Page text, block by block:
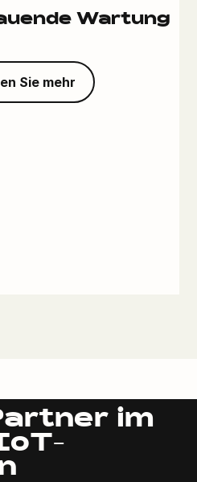
Wartung
Sie mehr
im